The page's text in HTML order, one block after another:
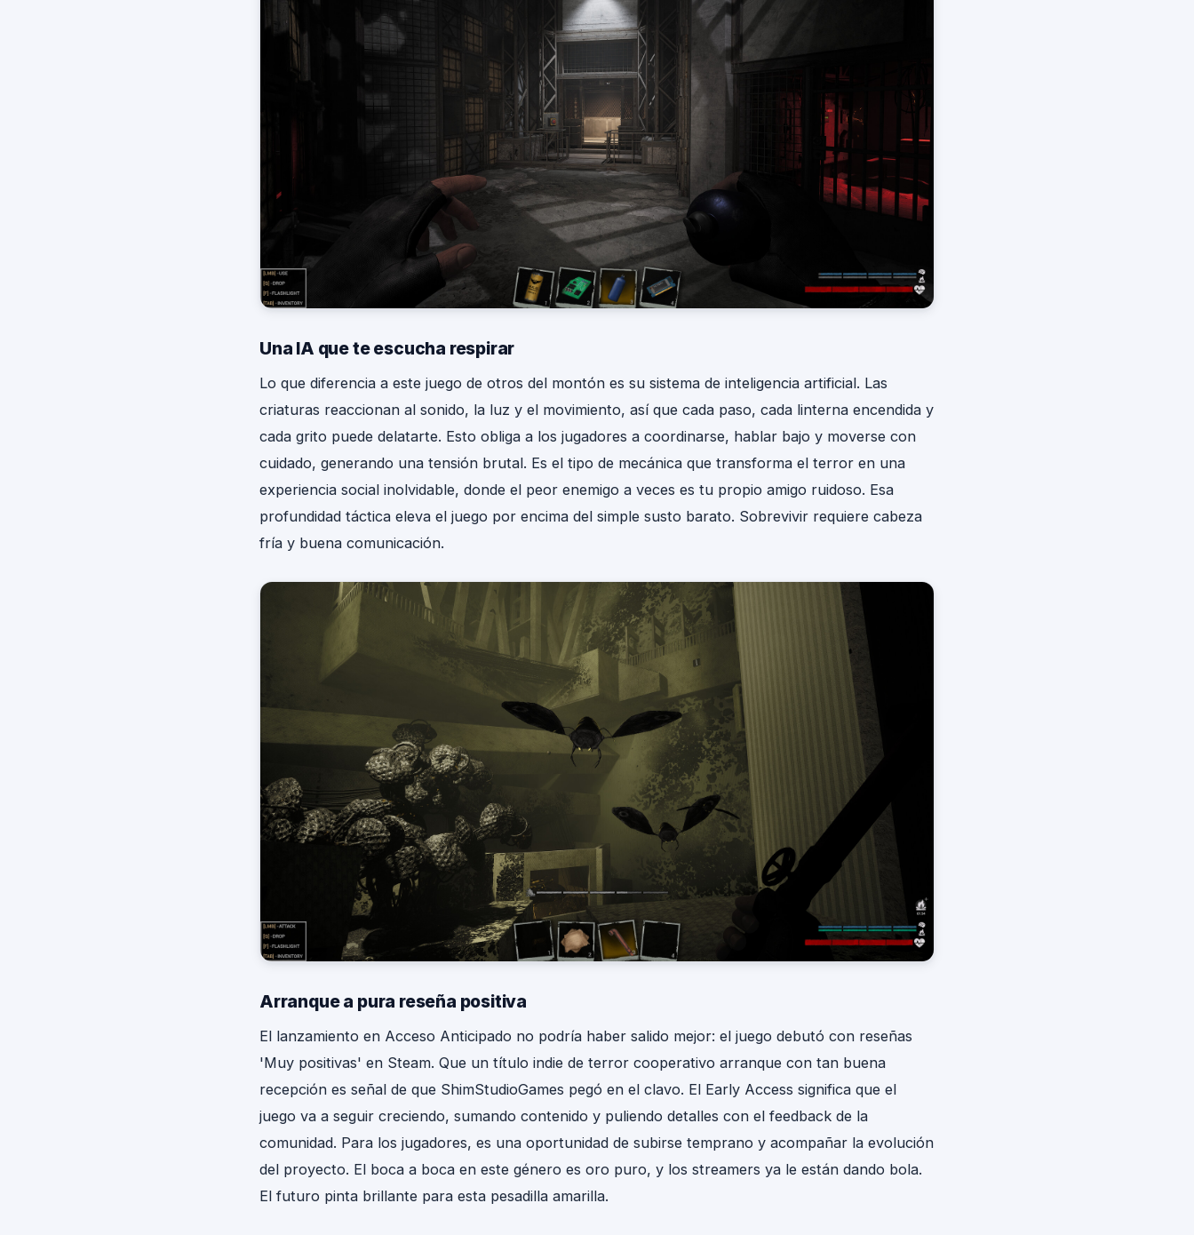
Una IA que te escucha respirar
Lo que diferencia a este juego de otros del montón es su sistema de inteligencia artificial. Las
criaturas reaccionan al sonido, la luz y el movimiento, así que cada paso, cada linterna encendida y
cada grito puede delatarte. Esto obliga a los jugadores a coordinarse, hablar bajo y moverse con
cuidado, generando una tensión brutal. Es el tipo de mecánica que transforma el terror en una
experiencia social inolvidable, donde el peor enemigo a veces es tu propio amigo ruidoso. Esa
profundidad táctica eleva el juego por encima del simple susto barato. Sobrevivir requiere cabeza
fría y buena comunicación.
Arranque a pura reseña positiva
El lanzamiento en Acceso Anticipado no podría haber salido mejor: el juego debutó con reseñas
'Muy positivas' en Steam. Que un título indie de terror cooperativo arranque con tan buena
recepción es señal de que ShimStudioGames pegó en el clavo. El Early Access significa que el
juego va a seguir creciendo, sumando contenido y puliendo detalles con el feedback de la
comunidad. Para los jugadores, es una oportunidad de subirse temprano y acompañar la evolución
del proyecto. El boca a boca en este género es oro puro, y los streamers ya le están dando bola.
El futuro pinta brillante para esta pesadilla amarilla.